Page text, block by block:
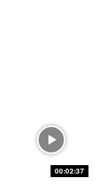
00:02:37